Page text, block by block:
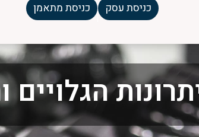
כניסת עסק כניסת מתאמן